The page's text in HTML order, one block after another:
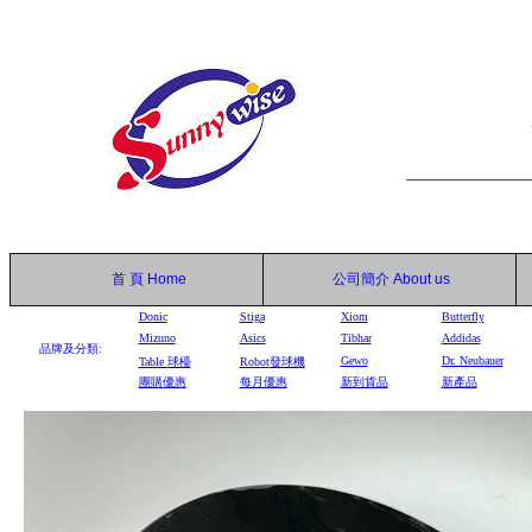
首 頁 Home 公司簡介 About us
品牌及分類:
Donic Stiga Xiom
Butterfly
Mizuno
Asics Tibhar
Addidas
Table 球檯 Robot發球機 Gewo
Dr. Neubauer
團購優惠
每月優惠 新到貨品 新產品